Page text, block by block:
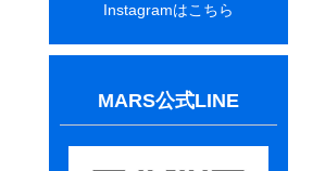
Instagramはこちら
MARS公式LINE